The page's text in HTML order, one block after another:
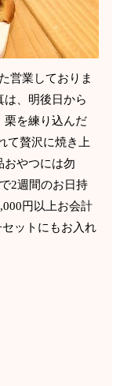
営業しておりま
、明後日から
を練り込んだ
て贅沢に焼き上
やつには勿
2週間のお日持
円以上お会計
ットにもお入れ